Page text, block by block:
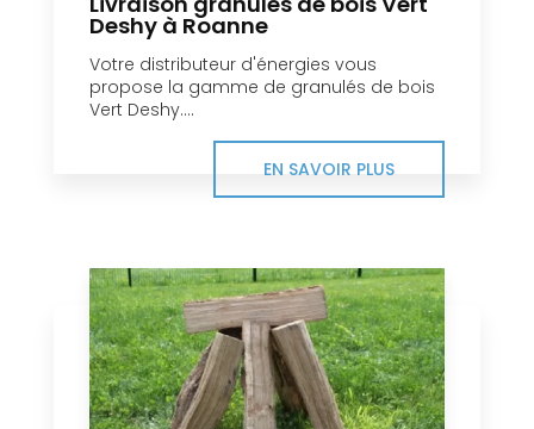
Deshy à Roanne
Votre distributeur d'énergies vous
propose la gamme de granulés de bois
Vert Deshy....
EN SAVOIR PLUS